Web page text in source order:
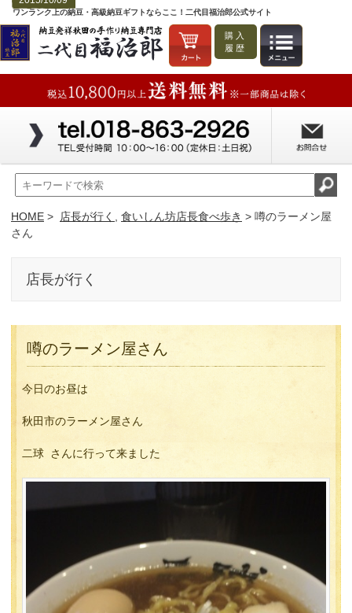
ワンランク上の納豆・高級納豆ギフトならここ！二代目福治郎公式サイト
購入
履歴
HOME > 店長が行く 食いしん坊店長食べ歩き > 噂のラーメン屋
さん
店長が行く
噂のラーメン屋さん
今日のお昼は
秋田市のラーメン屋さん
二球 さんに行って来ました